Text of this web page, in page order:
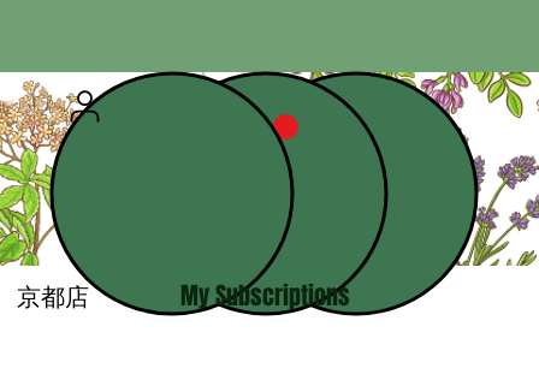
京都店 My Subscriptions